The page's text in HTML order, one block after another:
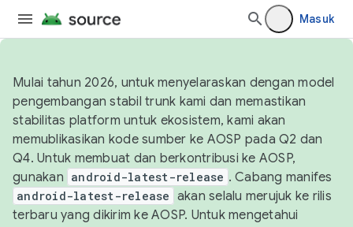
Masuk
Mulai tahun 2026, untuk menyelaraskan dengan model
pengembangan stabil trunk kami dan memastikan
stabilitas platform untuk ekosistem, kami akan
memublikasikan kode sumber ke AOSP pada Q2 dan
Q4. Untuk membuat dan berkontribusi ke AOSP,
gunakan android-latest-release . Cabang manifes
android-latest-release akan selalu merujuk ke rilis
terbaru yang dikirim ke AOSP. Untuk mengetahui